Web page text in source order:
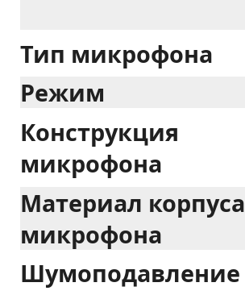
Тип микрофона
Режим
Конструкция
микрофона
Материал корпуса
микрофона
Шумоподавление